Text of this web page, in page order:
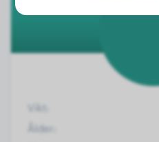
Vikt:
Ålder: